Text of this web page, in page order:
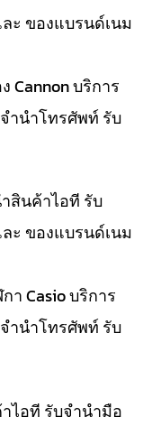
ะ ของแบรนด์เนม
Cannon บริการ
ำนำโทรศัพท์ รับ
สินค้าไอที รับ
ะ ของแบรนด์เนม
Casio บริการ
ำนำโทรศัพท์ รับ
ไอที รับจำนำมือ